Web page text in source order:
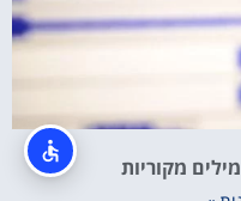
מקוריות